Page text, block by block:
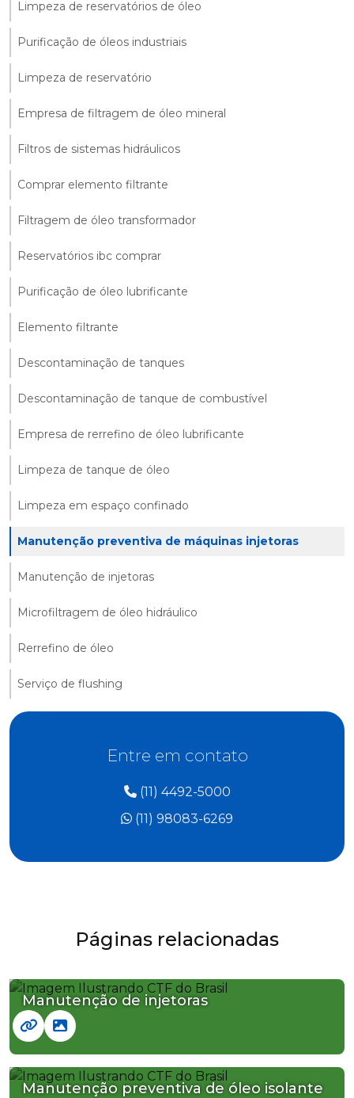
Limpeza de reservatórios de óleo
Purificação de óleos industriais
Limpeza de reservatório
Empresa de filtragem de óleo mineral
Filtros de sistemas hidráulicos
Comprar elemento filtrante
Filtragem de óleo transformador
Reservatórios ibc comprar
Purificação de óleo lubrificante
Elemento filtrante
Descontaminação de tanques
Descontaminação de tanque de combustível
Empresa de rerrefino de óleo lubrificante
Limpeza de tanque de óleo
Limpeza em espaço confinado
Manutenção preventiva de máquinas injetoras
Manutenção de injetoras
Microfiltragem de óleo hidráulico
Rerrefino de óleo
Serviço de flushing
Entre em contato
(11) 4492-5000
(11) 98083-6269
Páginas relacionadas
Manutenção de injetoras
Manutenção preventiva de óleo isolante